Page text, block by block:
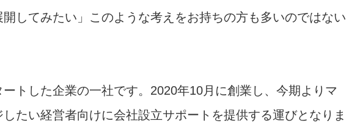
開してみたい」このような考えをお持ちの方も多いのではない
トした企業の一社です。2020年10月に創業し、今期よりマ
たい経営者向けに会社設立サポートを提供する運びとなりま